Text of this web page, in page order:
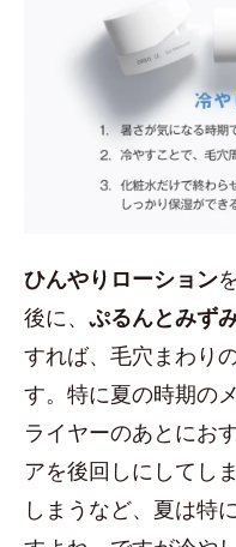
ひんやりローション
後に、 ぷるんとみず
すれば、毛穴まわり
す。特に夏の時期の
ライヤーのあとにお
アを後回しにしてし
しまうなど、夏は特